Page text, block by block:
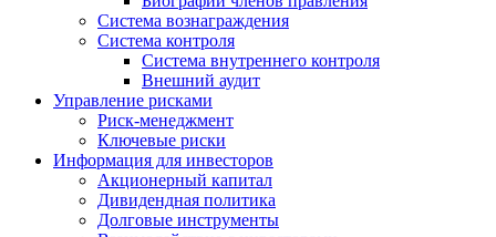
Система вознаграждения
Система контроля
Система внутреннего контроля
Внешний аудит
Управление рисками
Риск-менеджмент
Ключевые риски
Информация для инвесторов
Акционерный капитал
Дивидендная политика
Долговые инструменты